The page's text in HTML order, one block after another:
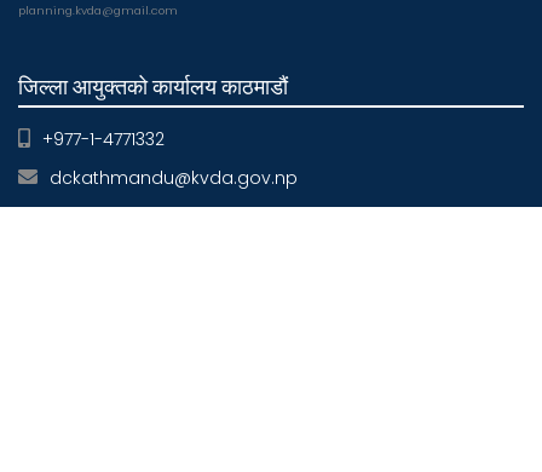
planning.kvda@gmail.com
जिल्ला आयुक्तको कार्यालय काठमाडौं
+977-1-4771332
dckathmandu@kvda.gov.np